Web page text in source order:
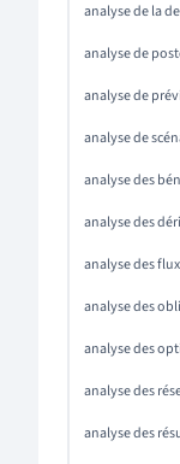
analyse de la
analyse de
analyse de
analyse de
analyse des
analyse des
analyse des
analyse des
analyse des
analyse des
analyse des